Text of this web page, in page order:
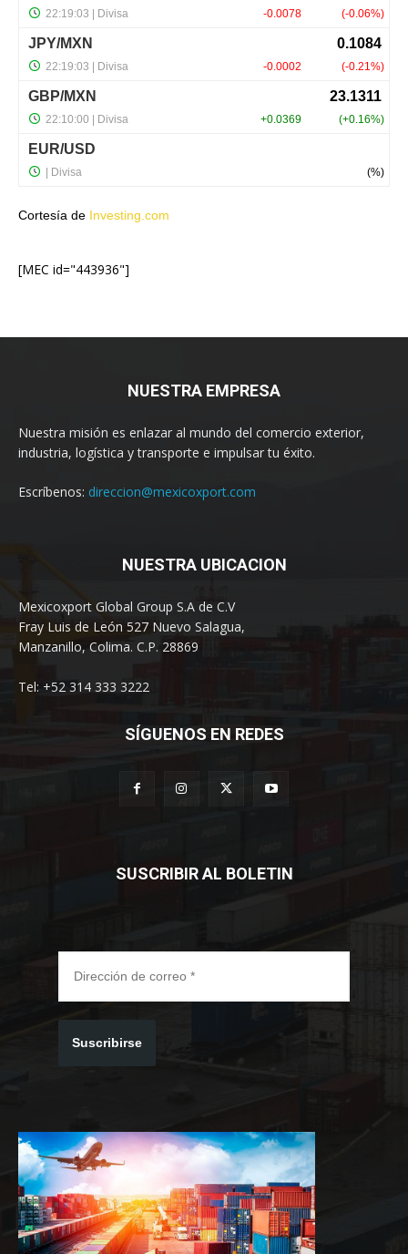
Cortesía de Investing.com
[MEC id="443936"]
NUESTRA EMPRESA
Nuestra misión es enlazar al mundo del comercio exterior,
industria, logística y transporte e impulsar tu éxito.
Escríbenos: direccion@mexicoxport.com
NUESTRA UBICACION
Mexicoxport Global Group S.A de C.V
Fray Luis de León 527 Nuevo Salagua,
Manzanillo, Colima. C.P. 28869
Tel: +52 314 333 3222
SÍGUENOS EN REDES
SUSCRIBIR AL BOLETIN
Suscribirse